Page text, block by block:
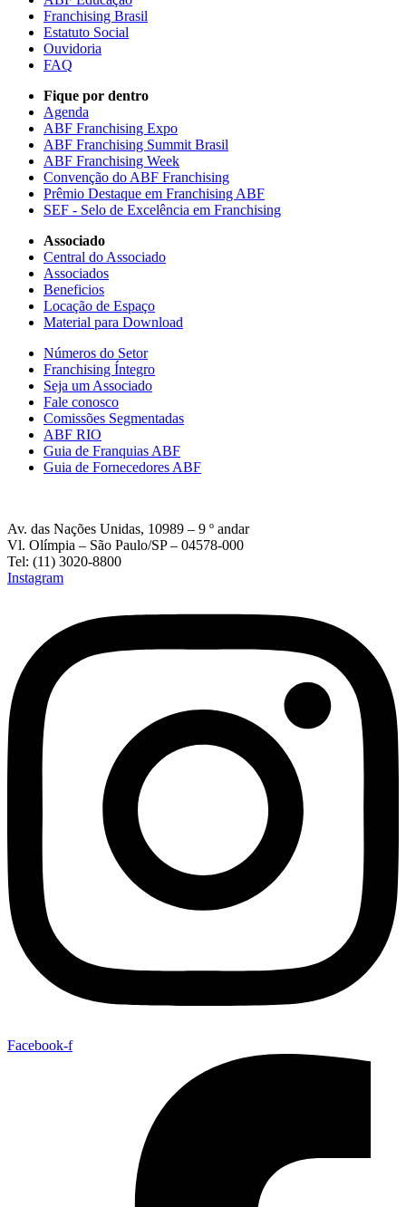
Franchising Brasil
Estatuto Social
Ouvidoria
FAQ
Fique por dentro
Agenda
ABF Franchising Expo
ABF Franchising Summit Brasil
ABF Franchising Week
Convenção do ABF Franchising
Prêmio Destaque em Franchising ABF
SEF - Selo de Excelência em Franchising
Associado
Central do Associado
Associados
Beneficios
Locação de Espaço
Material para Download
Números do Setor
Franchising Íntegro
Seja um Associado
Fale conosco
Comissões Segmentadas
ABF RIO
Guia de Franquias ABF
Guia de Fornecedores ABF
Av. das Nações Unidas, 10989 – 9 º andar
Vl. Olímpia – São Paulo/SP – 04578-000
Tel: (11) 3020-8800
Instagram
Facebook-f